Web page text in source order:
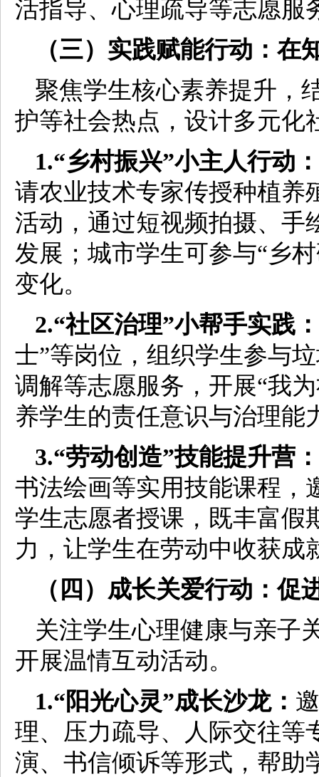
活指导、心理疏导等志愿服
（三）实践赋能行动：在
聚焦学生核心素养提升，
护等社会热点，设计多元
1.“乡村振兴”小主人行动：
请农业技术专家传授种植养
活动，通过短视频拍摄、手
发展；城市学生可参与“乡
变化。
2.“社区治理”小帮手实践：
士”等岗位，组织学生参与
调解等志愿服务，开展“我
养学生的责任意识与治理能
3.“劳动创造”技能提升营：
书法绘画等实用技能课程，
学生志愿者授课，既丰富假
力，让学生在劳动中收获成
（四）成长关爱行动：促
关注学生心理健康与亲子
开展温情互动活动。
1.“阳光心灵”成长沙龙：
理、压力疏导、人际交往等
演、书信倾诉等形式，帮助